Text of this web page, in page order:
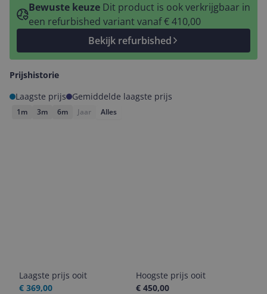
Bewuste keuze Dit product is ook verkrijgbaar in
een refurbished variant vanaf € 410,00
Bekijk refurbished
Prijshistorie
Laagste prijs
Gemiddelde laagste prijs
1m 3m 6m Jaar Alles
Laagste prijs ooit
€ 369,00
Hoogste prijs ooit
€ 450,00